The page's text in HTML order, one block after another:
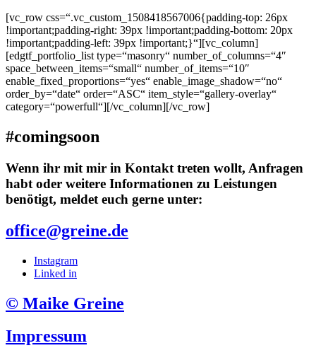
[vc_row css=“.vc_custom_1508418567006{padding-top: 26px
!important;padding-right: 39px !important;padding-bottom: 20px
!important;padding-left: 39px !important;}“][vc_column]
[edgtf_portfolio_list type=“masonry“ number_of_columns=“4″
space_between_items=“small“ number_of_items=“10″
enable_fixed_proportions=“yes“ enable_image_shadow=“no“
order_by=“date“ order=“ASC“ item_style=“gallery-overlay“
category=“powerfull“][/vc_column][/vc_row]
#comingsoon
Wenn ihr mit mir in Kontakt treten wollt, Anfragen
habt oder weitere Informationen zu Leistungen
benötigt, meldet euch gerne unter:
office@greine.de
Instagram
Linked in
© Maike Greine
Impressum